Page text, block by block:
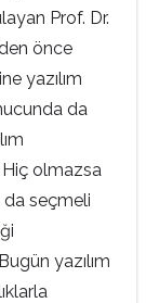
Prof. Dr.
önce
yazılım
da
Hiç olmazsa
da seçmeli
yazılım